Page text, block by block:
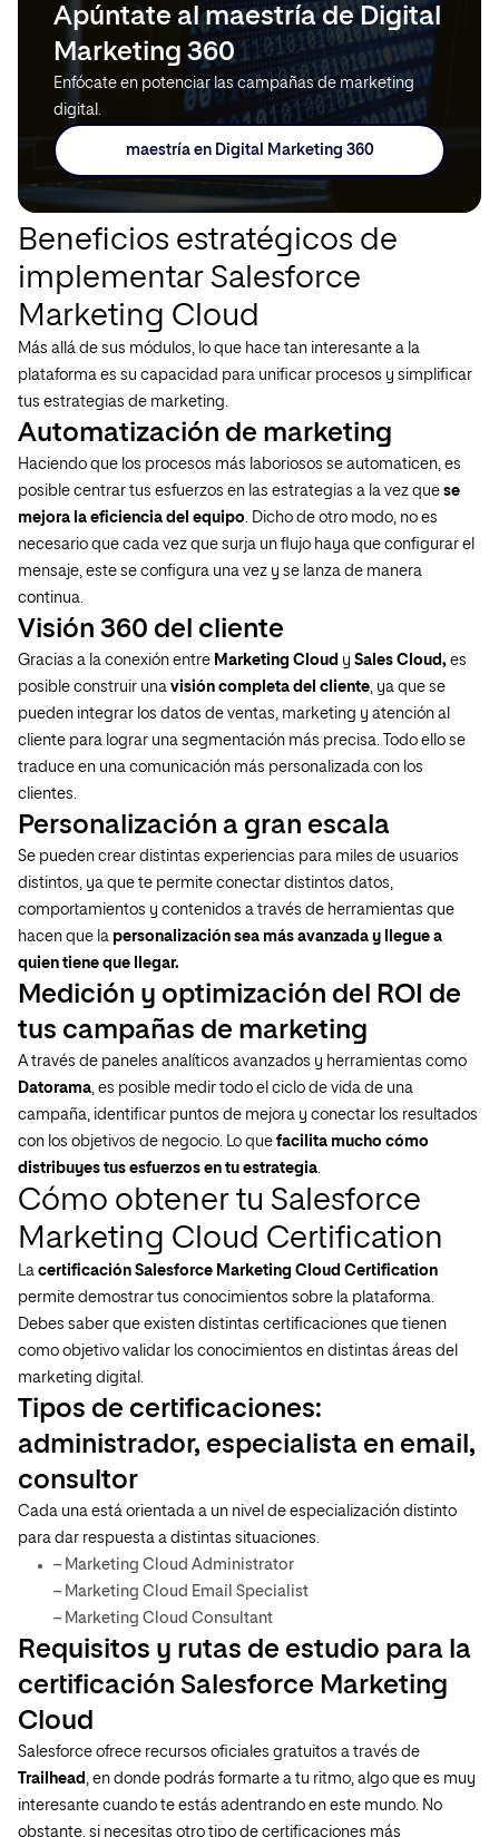
Apúntate al maestría de Digital
Marketing 360
Enfócate en potenciar las campañas de marketing
digital.
maestría en Digital Marketing 360
Beneficios estratégicos de
implementar Salesforce
Marketing Cloud
Más allá de sus módulos, lo que hace tan interesante a la
plataforma es su capacidad para unificar procesos y simplificar
tus estrategias de marketing.
Automatización de marketing
Haciendo que los procesos más laboriosos se automaticen, es
posible centrar tus esfuerzos en las estrategias a la vez que se
mejora la eficiencia del equipo. Dicho de otro modo, no es
necesario que cada vez que surja un flujo haya que configurar el
mensaje, este se configura una vez y se lanza de manera
continua.
Visión 360 del cliente
Gracias a la conexión entre Marketing Cloud y Sales Cloud, es
posible construir una visión completa del cliente, ya que se
pueden integrar los datos de ventas, marketing y atención al
cliente para lograr una segmentación más precisa. Todo ello se
traduce en una comunicación más personalizada con los
clientes.
Personalización a gran escala
Se pueden crear distintas experiencias para miles de usuarios
distintos, ya que te permite conectar distintos datos,
comportamientos y contenidos a través de herramientas que
hacen que la personalización sea más avanzada y llegue a
quien tiene que llegar.
Medición y optimización del ROI de
tus campañas de marketing
A través de paneles analíticos avanzados y herramientas como
Datorama, es posible medir todo el ciclo de vida de una
campaña, identificar puntos de mejora y conectar los resultados
con los objetivos de negocio. Lo que facilita mucho cómo
distribuyes tus esfuerzos en tu estrategia.
Cómo obtener tu Salesforce
Marketing Cloud Certification
La certificación Salesforce Marketing Cloud Certification
permite demostrar tus conocimientos sobre la plataforma.
Debes saber que existen distintas certificaciones que tienen
como objetivo validar los conocimientos en distintas áreas del
marketing digital.
Tipos de certificaciones:
administrador, especialista en email,
consultor
Cada una está orientada a un nivel de especialización distinto
para dar respuesta a distintas situaciones.
– Marketing Cloud Administrator
– Marketing Cloud Email Specialist
– Marketing Cloud Consultant
Requisitos y rutas de estudio para la
certificación Salesforce Marketing
Cloud
Salesforce ofrece recursos oficiales gratuitos a través de
Trailhead, en donde podrás formarte a tu ritmo, algo que es muy
interesante cuando te estás adentrando en este mundo. No
obstante, si necesitas otro tipo de certificaciones más